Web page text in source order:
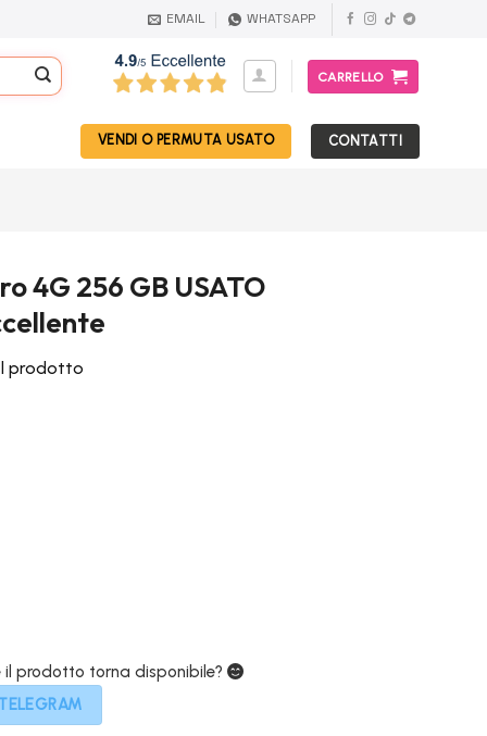
EMAIL WHATSAPP
CARRELLO
VENDI O PERMUTA USATO CONTATTI
4G 256 GB USATO
prodotto
il prodotto torna disponibile?